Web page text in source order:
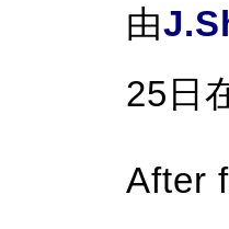
由
25日
After